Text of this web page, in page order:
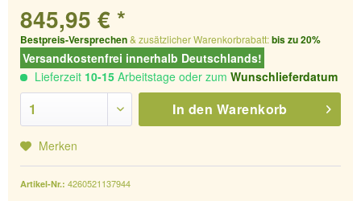
845,95 € *
Bestpreis-Versprechen& zusätzlicher Warenkorbrabatt:bis zu 20%
Versandkostenfrei innerhalb Deutschlands!
Lieferzeit 10-15 Arbeitstage oder zum Wunschlieferdatum
In den Warenkorb
Merken
Artikel-Nr.: 4260521137944